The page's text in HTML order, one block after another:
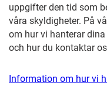
uppgifter den tid som
våra skyldigheter. På
om hur vi hanterar
och hur du kontaktar
Information om hur vi